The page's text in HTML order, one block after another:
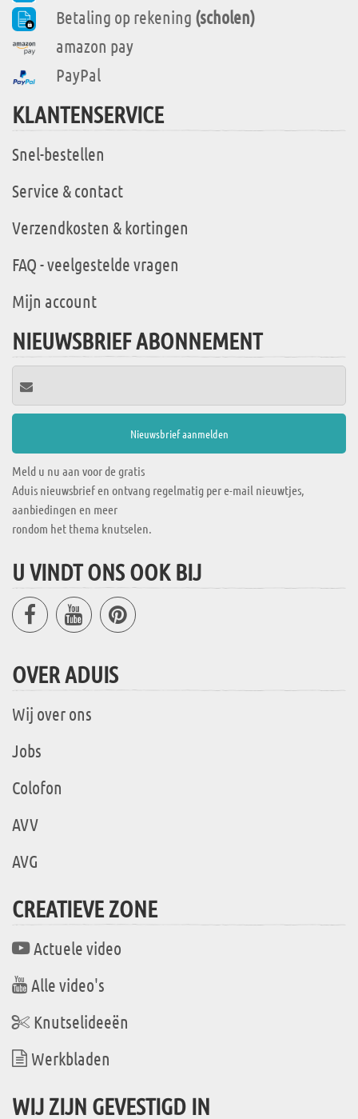
Betaling op rekening (scholen)
amazon pay
PayPal
KLANTENSERVICE
Snel-bestellen
Service & contact
Verzendkosten & kortingen
FAQ - veelgestelde vragen
Mijn account
NIEUWSBRIEF ABONNEMENT
Meld u nu aan voor de gratis
Aduis nieuwsbrief en ontvang regelmatig per e-mail nieuwtjes,
aanbiedingen en meer
rondom het thema knutselen.
U VINDT ONS OOK BIJ
OVER ADUIS
Wij over ons
Jobs
Colofon
AVV
AVG
CREATIEVE ZONE
Actuele video
Alle video's
Knutselideeën
Werkbladen
WIJ ZIJN GEVESTIGD IN